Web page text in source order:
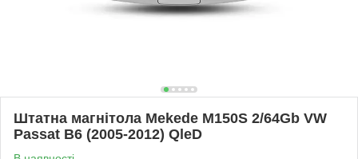
Штатна магнітола Mekede M150S 2/64Gb VW
Passat B6 (2005-2012) QleD